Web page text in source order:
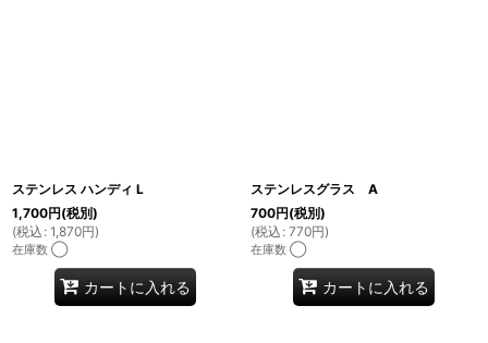
ステンレス ハンディ L
1,700円(税別)
(税込 : 1,870円)
在庫数 ◯
カートに入れる
ステンレスグラス A
700円(税別)
(税込 : 770円)
在庫数 ◯
カートに入れる